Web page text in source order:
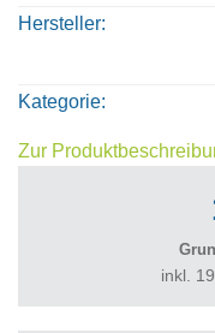
Hersteller
Kategorie
Zur
inkl.